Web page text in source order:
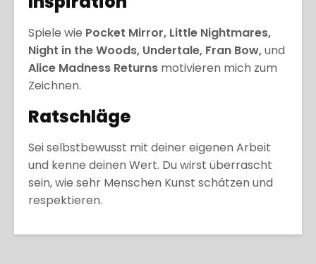
Spiele wie Pocket Mirror, Little Nightmares,
Night in the Woods, Undertale, Fran Bow,und
Alice Madness Returns motivieren mich zum
Zeichnen.
Ratschläge
Sei selbstbewusst mit deiner eigenen Arbeit
und kenne deinen Wert. Du wirst überrascht
sein, wie sehr Menschen Kunst schätzen und
respektieren.